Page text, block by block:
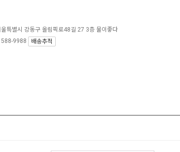
특별시 강동구 올림픽로48길 27 3층 물이좋다
9988
배송추적